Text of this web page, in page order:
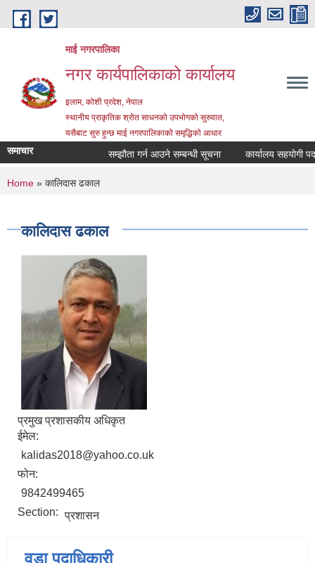
Skip to main content
माई नगरपालिका
नगर कार्यपालिकाको कार्यालय
इलाम, कोशी प्रदेश, नेपाल
स्थानीय प्राकृतिक श्रोत साधनको उपभोगको सुरुवात,
यसैबाट सुरु हुन्छ माई नगरपालिकाको समृद्धिको आधार
समाचार सम्झौता गर्न आउने सम्बन्धी सूचना कार्यालय सहयोगी
You are here
Home » कालिदास ढकाल
कालिदास ढकाल
प्रमुख प्रशासकीय अधिकृत
ईमेल:
kalidas2018@yahoo.co.uk
फोन:
9842499465
Section: प्रशासन
वडा पदाधिकारी